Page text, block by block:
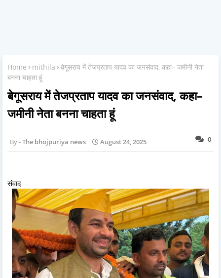
Home mithila
बेगूसराय में तेजप्रताप यादव का जनसंवाद, कहा– जमीनी नेता
बनना चाहता हूं
बेगूसराय में तेजप्रताप यादव का जनसंवाद, कहा–
जमीनी नेता बनना चाहता हूं
0
The bhojpuriya news August 24, 2025
संवाद